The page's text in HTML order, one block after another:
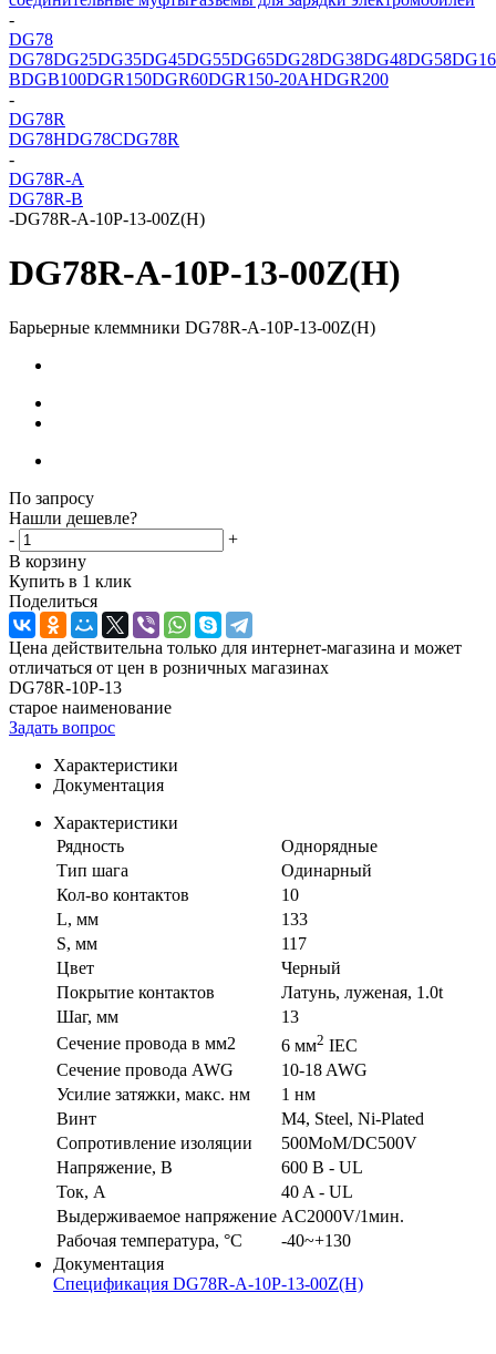
-
DG78
DG78DG25DG35DG45DG55DG65DG28DG38DG48DG58DG16
BDGB100DGR150DGR60DGR150-20AHDGR200
-
DG78R
DG78HDG78CDG78R
-
DG78R-A
DG78R-B
-DG78R-A-10P-13-00Z(H)
DG78R-A-10P-13-00Z(H)
Барьерные клеммники DG78R-A-10P-13-00Z(H)
По запросу
Нашли дешевле?
-
+
В корзину
Купить в 1 клик
Поделиться
Цена действительна только для интернет-магазина и может
отличаться от цен в розничных магазинах
DG78R-10P-13
старое наименование
Задать вопрос
Характеристики
Документация
Характеристики
Рядность
Однорядные
Тип шага
Одинарный
Кол-во контактов
10
L, мм
133
S, мм
117
Цвет
Черный
Покрытие контактов
Латунь, луженая, 1.0t
Шаг, мм
13
Сечение провода в мм2
6 мм2 IEC
Сечение провода AWG
10-18 AWG
Усилие затяжки, макс. нм
1 нм
Винт
M4, Steel, Ni-Plated
Сопротивление изоляции
500MoM/DC500V
Напряжение, В
600 В - UL
Ток, А
40 A - UL
Выдерживаемое напряжение AC2000V/1мин.
Рабочая температура, °C
-40~+130
Документация
Спецификация DG78R-A-10P-13-00Z(H)